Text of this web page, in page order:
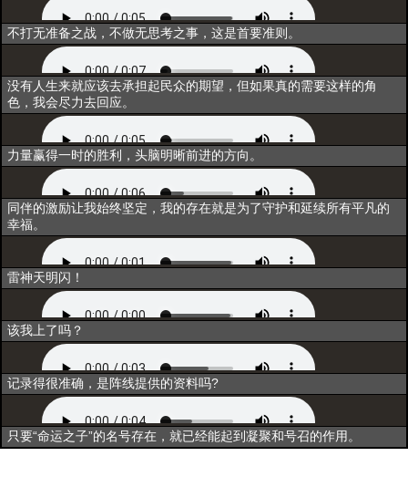
重构
不打无准备之战，不做无思考之事，这是首要准则。
联结
没有人生来就应该去承担起民众的期望，但如果真的需要这样的角
色，我会尽力去回应。
归一
力量赢得一时的胜利，头脑明晰前进的方向。
超越
同伴的激励让我始终坚定，我的存在就是为了守护和延续所有平凡的
幸福。
释放技能
雷神天明闪！
出战
该我上了吗？
资料一
记录得很准确，是阵线提供的资料吗?
资料二
只要“命运之子”的名号存在，就已经能起到凝聚和号召的作用。